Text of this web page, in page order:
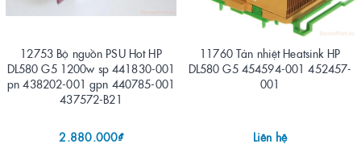
12753 Bộ nguồn PSU Hot HP
DL580 G5 1200w sp 441830-001
pn 438202-001 gpn 440785-001
437572-B21
2.880.000₫
11760 Tản nhiệt Heatsink HP
DL580 G5 454594-001 452457-
001
Liên hệ